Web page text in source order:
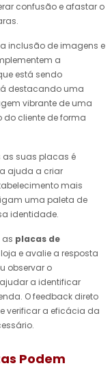
confusão e afastar o
inclusão de imagens e
a
está sendo
destacando uma
vibrante de uma
cliente de forma
suas placas é
ajuda a criar
mais
uma paleta de
identidade.
as placas de
e avalie a resposta
observar o
a identificar
O feedback direto
verificar a eficácia da
Podem